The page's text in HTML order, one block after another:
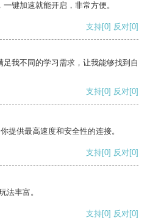
键加速就能开启，非常方便。
支持[0] 反对[0]
我不同的学习需求，让我能够找到自
支持[0] 反对[0]
提供最高速度和安全性的连接。
支持[0] 反对[0]
法丰富。
支持[0] 反对[0]